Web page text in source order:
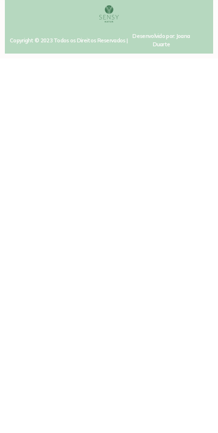
Copyright © 2023 Todos os Direitos Reservados |
Desenvolvido por: Joana
Duarte